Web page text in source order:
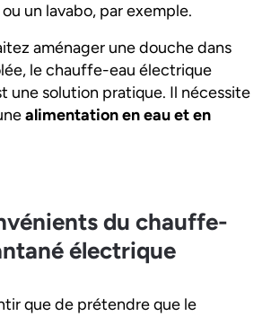
un lavabo, par exemple.
aménager une douche dans
le chauffe-eau électrique
une solution pratique. Il nécessite
alimentation en eau et en
du chauffe-
électrique
que de prétendre que le